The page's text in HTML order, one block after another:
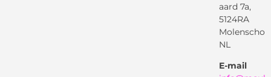
Garantievoorwaarden
Privacybeleid
aard 7a,
5124RA
Molenschot
NL
E-mail